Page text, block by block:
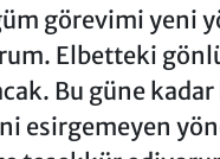
görevimi yeni
Elbetteki
Bu güne kadar
esirgemeyen